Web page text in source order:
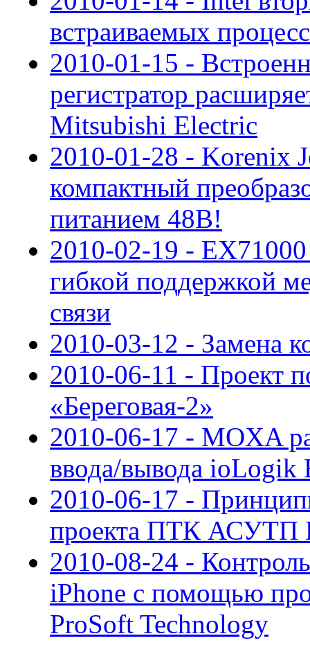
встраиваемых
2010-01-15 -
регистратор
Mitsubishi Electric
2010-01-28 - Korenix
компактный
питанием 48В!
2010-02-19 -
гибкой поддержкой
связи
2010-03-12 - Замена
2010-06-11 - Проект
«Береговая-2»
2010-06-17 - MOXA
ввода/вывода ioLogik
2010-06-17 -
проекта ПТК АСУТП
2010-08-24 -
iPhone с помощью
ProSoft Technology